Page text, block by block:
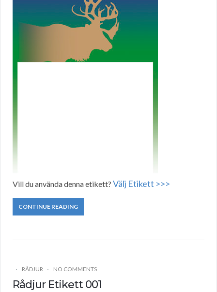
Vill du använda denna etikett? Välj Etikett >>>
CONTINUE READING
RÅDJUR NO COMMENTS
Rådjur Etikett 001